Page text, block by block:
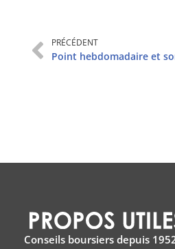
PRÉCÉDENT
Point hebdomadaire et
Conseils boursiers depuis